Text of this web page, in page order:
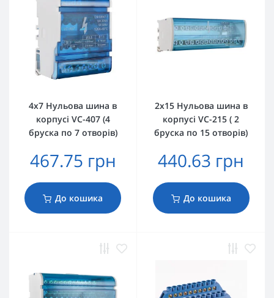
4х7 Нульова шина в
корпусі VC-407 (4
бруска по 7 отворів)
467.75 грн
До кошика
2х15 Нульова шина в
корпусі VC-215 ( 2
бруска по 15 отворів)
440.63 грн
До кошика